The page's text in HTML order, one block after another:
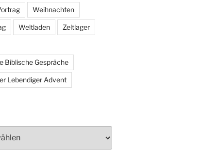
Weihnachten
Weltladen Zeltlager
Biblische Gespräche
Lebendiger Advent